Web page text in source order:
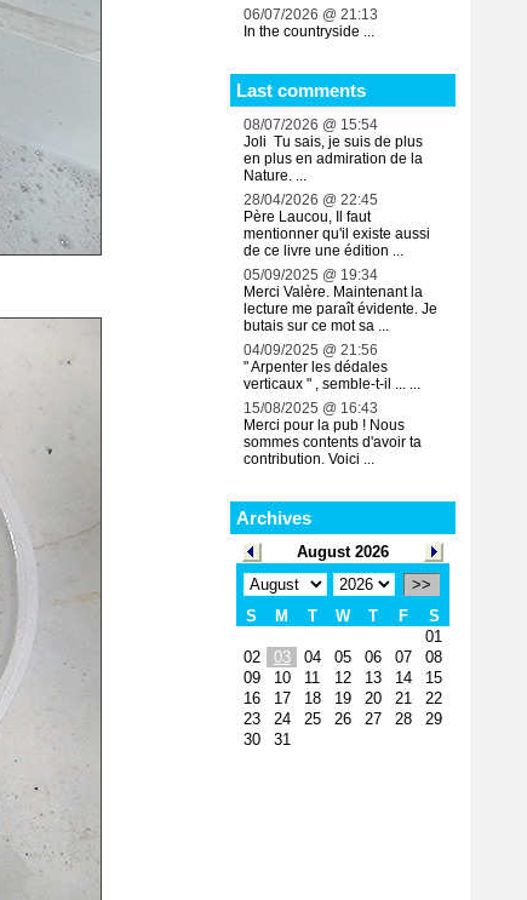
06/07/2026 @ 21:13
In the countryside ...
Last comments
08/07/2026 @ 15:54
Joli Tu sais, je suis de plus
en plus en admiration de la
Nature. ...
28/04/2026 @ 22:45
Père Laucou, Il faut
mentionner qu'il existe aussi
de ce livre une édition ...
05/09/2025 @ 19:34
Merci Valère. Maintenant la
lecture me paraît évidente. Je
butais sur ce mot sa ...
04/09/2025 @ 21:56
" Arpenter les dédales
verticaux " , semble-t-il ... ...
15/08/2025 @ 16:43
Merci pour la pub ! Nous
sommes contents d'avoir ta
contribution. Voici ...
Archives
August 2026
>>
S
M T W T F
S
01
02
03 04 05 06 07
08
09
10 11 12 13 14
15
16
17 18 19 20 21
22
23
24 25 26 27 28
29
30
31